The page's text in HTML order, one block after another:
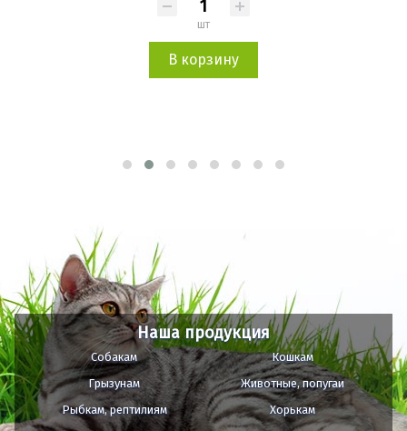
Наша продукция
Собакам
Кошкам
Грызунам
Животные, попугаи
Рыбкам, рептилиям
Хорькам